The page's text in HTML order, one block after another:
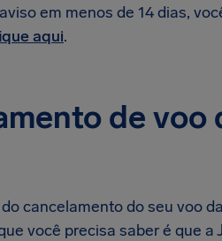
em menos de 14 dias,
aqui.
de voo
cancelamento do seu voo
você precisa saber é que a